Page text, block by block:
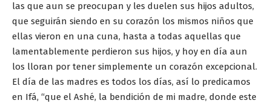
las que aun se preocupan y les duelen sus hijos adultos,
que seguirán siendo en su corazón los mismos niños que
ellas vieron en una cuna, hasta a todas aquellas que
lamentablemente perdieron sus hijos, y hoy en día aun
los lloran por tener simplemente un corazón excepcional.
El día de las madres es todos los días, así lo predicamos
en Ifá, “que el Ashé, la bendición de mi madre, donde este